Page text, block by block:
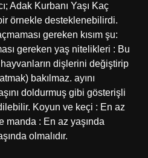
Adak Kurbanı Yaşı Kaç
örnekle desteklenebilirdi.
gereken kısım şu:
gereken yaş nitelikleri : Bu
dişlerini değiştirip
bakılmaz. ayını
doldurmuş gibi gösterişli
Koyun ve keçi : En az
manda : En az yaşında
olmalıdır.